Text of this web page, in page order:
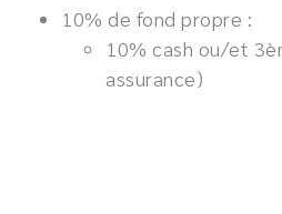
10% de fond propre :
10% cash ou/et
assurance)